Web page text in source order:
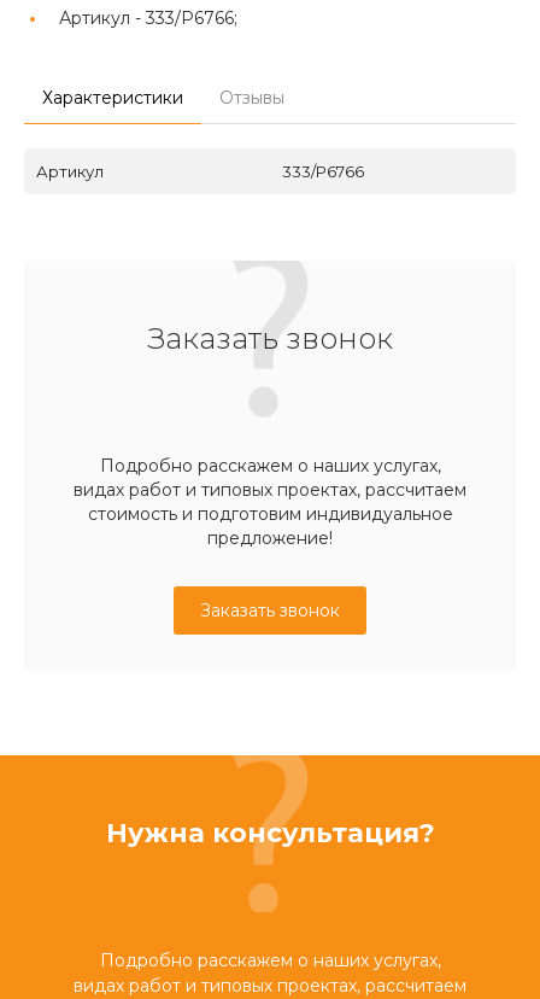
Артикул - 333/P6766;
Характеристики Отзывы
Артикул 333/P6766
Заказать звонок
Подробно расскажем о наших услугах,
видах работ и типовых проектах, рассчитаем
стоимость и подготовим индивидуальное
предложение!
Заказать звонок
Нужна консультация?
Подробно расскажем о наших услугах,
видах работ и типовых проектах, рассчитаем